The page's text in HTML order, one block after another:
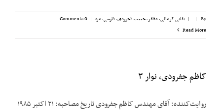
By
|
| بقایی کرمانی، مظفر,حبیب لاجوردی,فارسی,مرد |
0 Comments
Read More
کاظم جفرودی، نوار ۳
روایت‌کننده: آقای مهندس کاظم جفرودی تاریخ مصاحبه: ۲۱ اکتبر ۱۹۸۵